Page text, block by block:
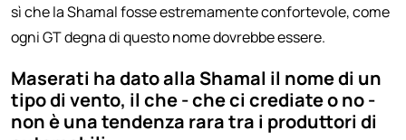
sì che la Shamal fosse estremamente confortevole, come
ogni GT degna di questo nome dovrebbe essere.
Maserati ha dato alla Shamal il nome di un
tipo di vento, il che - che ci crediate o no -
non è una tendenza rara tra i produttori di